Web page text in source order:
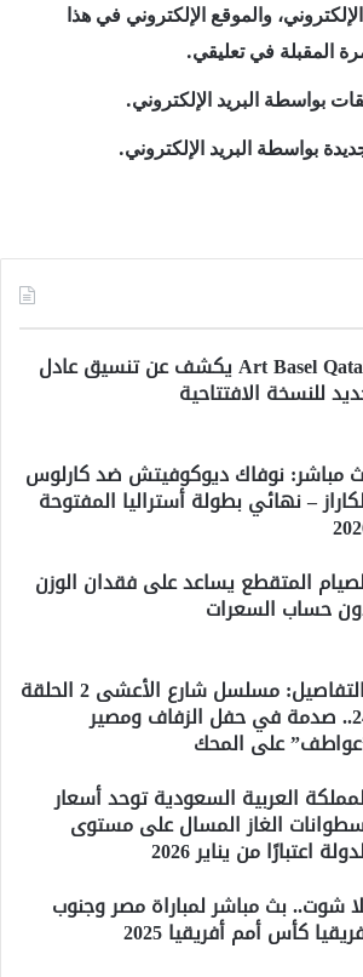
والموقع الإلكتروني في هذا
المقبلة في تعليقي.
بواسطة البريد الإلكتروني.
بواسطة البريد الإلكتروني.
Art Basel Qatar يكشف عن تنسيق عادل
للنسخة الافتتاحية
مباشر: نوفاك ديوكوفيتش ضد كارلوس
– نهائي بطولة أستراليا المفتوحة
المتقطع يساعد على فقدان الوزن
حساب السعرات
بالتفاصيل: مسلسل شارع الأعشى 2 الحلقة
24.. صدمة في حفل الزفاف ومصير
على المحك
العربية السعودية توحد أسعار
الغاز المسال على مستوى
اعتبارًا من يناير 2026
شوت.. بث مباشر لمباراة مصر وجنوب
كأس أمم أفريقيا 2025